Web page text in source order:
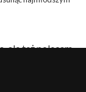
ale też polecam